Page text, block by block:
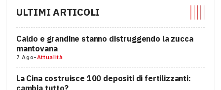
ULTIMI ARTICOLI
Caldo e grandine stanno distruggendo la zucca
mantovana
7 Ago-Attualità
La Cina costruisce 100 depositi di fertilizzanti:
cambia tutto?